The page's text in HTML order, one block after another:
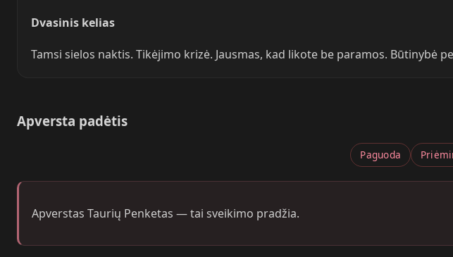
Dvasinis kelias
Tamsi sielos naktis. Tikėjimo krizė. Jausmas, kad likote be paramos. Būtinybė
Apversta padėtis
Paguoda
Apverstas Taurių Penketas — tai sveikimo pradžia.